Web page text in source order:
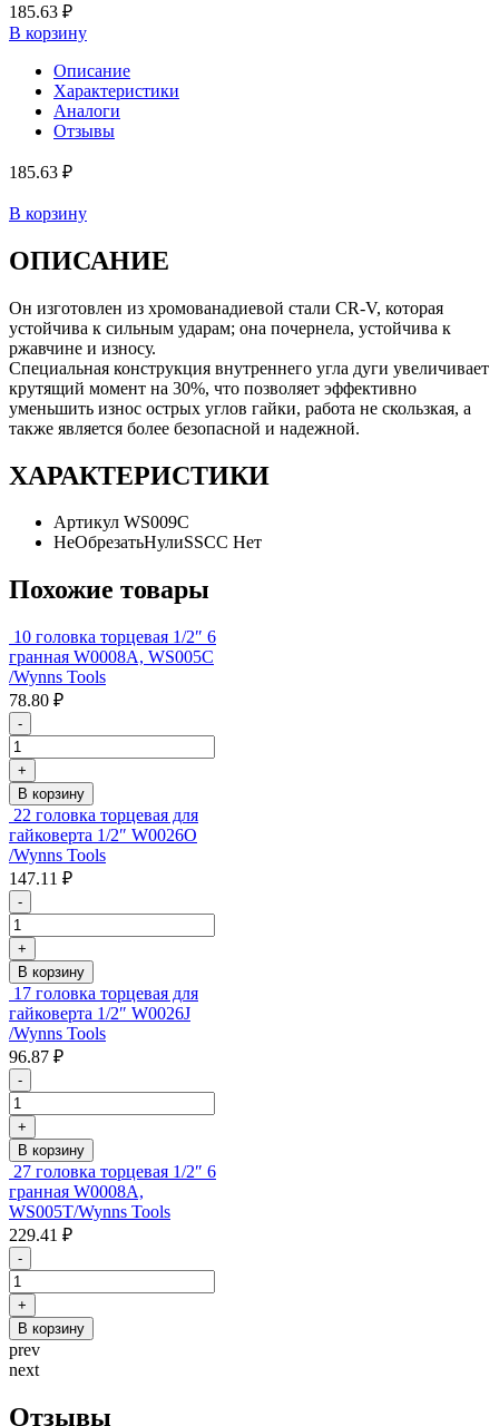
185.63 ₽
В корзину
Описание
Характеристики
Аналоги
Отзывы
185.63 ₽
В корзину
ОПИСАНИЕ
Он изготовлен из хромованадиевой стали CR-V, которая
устойчива к сильным ударам; она почернела, устойчива к
ржавчине и износу.
Специальная конструкция внутреннего угла дуги увеличивает
крутящий момент на 30%, что позволяет эффективно
уменьшить износ острых углов гайки, работа не скользкая, а
также является более безопасной и надежной.
ХАРАКТЕРИСТИКИ
Артикул WS009C
НеОбрезатьНулиSSCC Нет
Похожие товары
10 головка торцевая 1/2″ 6
гранная W0008A, WS005C
/Wynns Tools
78.80 ₽
-
+
В корзину
22 головка торцевая для
гайковерта 1/2″ W0026O
/Wynns Tools
147.11 ₽
-
+
В корзину
17 головка торцевая для
гайковерта 1/2″ W0026J
/Wynns Tools
96.87 ₽
-
+
В корзину
27 головка торцевая 1/2″ 6
гранная W0008A,
WS005T/Wynns Tools
229.41 ₽
-
+
В корзину
prev
next
Отзывы